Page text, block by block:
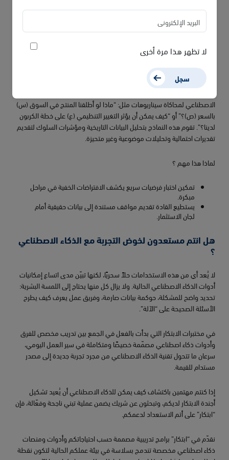
المؤسسة.
تقليل الثغرات وتكرار الجهود لأن الجميع يعمل من قاعدة معرفية
متجددة ومشتركة.
منصة استشارية دائمة
الاصطناعي لمحاكاة سيناريوهات مثل: “ماذا لو أطلقنا المنتج في السوق (س)
بالسعر (ص)؟” أو “كيف يمكن أن يؤثر التغيير التنظيمي (ع) على خطة الكربون
لدينا؟”. تقوم هذه النماذج بتحليل البيانات التاريخية ومؤشرات السلوك لتقديم
تقديرات احتمالية وتحليلات موضوعية وغير متحيزة.
لماذا هذا مهم ؟
تمكين اختبار فرضيات سريع يكشف الافتراضات الخفية في مراحل
مبكرة.
يستطيع القادة تقديم مواقف مستندة إلى بيانات حقيقية أمام
لجان الاستثمار.
هل انتم مستعدون لخوض التجربة مع الذكاء الاصطناعي
؟
لا يُعد أي من هذه الاستخدامات حلاً سحريًا، لكنها تبيّن مدى اتساع إمكانيات
أدوات الذكاء الاصطناعي الحالية. ولا يزال كل منها يحتاج إلى اللمسة البشرية:
تحديد واضح للمشكلة، حوكمة بيانات صارمة، وفريق عمل يعرف كيف يطرح
الأسئلة الصحيحة على “الآلة”.
في مختبرات الابتكار التي بدأت بالفعل في الجمع بين تدريب مخصص للفرق
وأدوات ذكاء اصطناعي مصمّمة خصيصًا ومتكاملة في سير العمل اليومي،
سرعان ما تتحول تقنية الذكاء الاصطناعي من مجرد تجربة جديدة إلى مصدر
مستدام للقيمة.
إذا كنتم مهتمين باكتشاف كيف يمكن للذكاء الاصطناعي أن يُعيد تشكيل
أجندة الابتكار لديكم، وتبحثون عن شريك يضمن عملية تبني ناجحة وفعّالة، فإن
“ابتكار” على أتم الاستعداد لدعمكم.
نقدّم في “ابتكار” برامج تدريبية مصممة حسب احتياجاتكم وأدوات ومنصات
ذكاء اصطناعي مخصصة تندمج بسلاسة في بيئة عملكم الحالية لتكون نقطة
لا تظهر هذا مرة أخرى
سجل